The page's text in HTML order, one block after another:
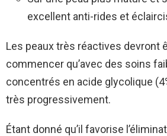
excellent anti-rides et
Les peaux très réactives devront
commencer qu’avec des soins
concentrés en acide glycolique
très progressivement.
Étant donné qu’il favorise